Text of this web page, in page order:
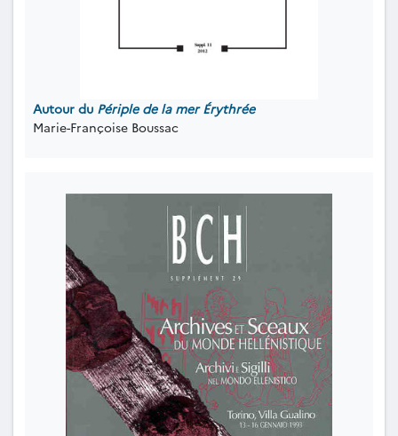
Autour du Périple de la mer Érythrée
Marie-Françoise Boussac